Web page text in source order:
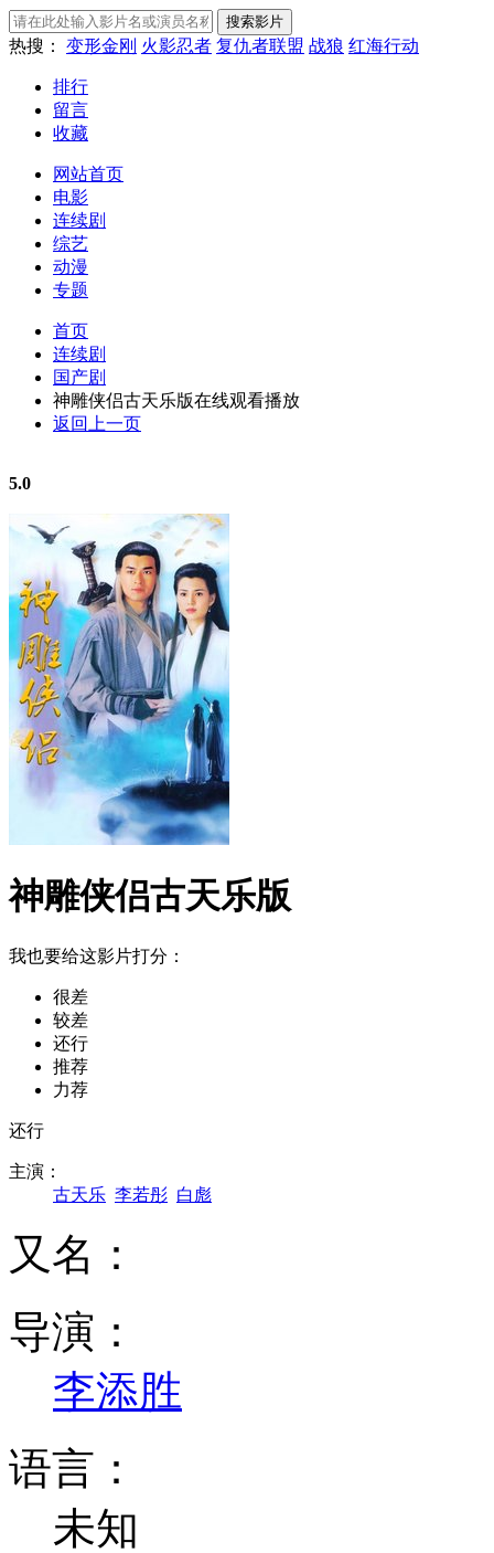
热搜： 变形金刚 火影忍者 复仇者联盟 战狼 红海行动
排行
留言
收藏
网站首页
电影
连续剧
综艺
动漫
专题
首页
连续剧
国产剧
神雕侠侣古天乐版在线观看播放
返回上一页
5.0
神雕侠侣古天乐版
我也要给这影片打分：
很差
较差
还行
推荐
力荐
还行
主演：
古天乐 李若彤 白彪
又名：
导演：
李添胜
语言：
未知